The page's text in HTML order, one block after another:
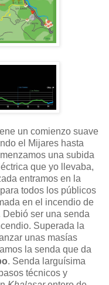
un comienzo suave
el Mijares hasta
una subida
que yo llevaba,
entramos en la
todos los públicos
en el incendio de
ser una senda
Superada la
unas masías
la senda que da
. Senda larguísima
técnicos y